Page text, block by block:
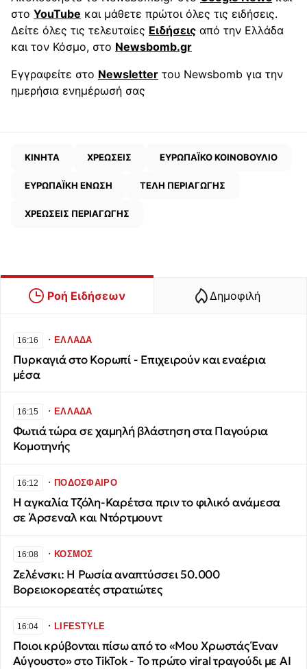
στο YouTube και μάθετε πρώτοι όλες τις ειδήσεις.
Δείτε όλες τις τελευταίες Ειδήσεις από την Ελλάδα
και τον Κόσμο, στο Newsbomb.gr
Εγγραφείτε στο Newsletter του Newsbomb για την
ημερήσια ενημέρωσή σας
ΚΙΝΗΤΑ ΧΡΕΩΣΕΙΣ ΕΥΡΩΠΑΪΚΟ ΚΟΙΝΟΒΟΥΛΙΟ
ΕΥΡΩΠΑΪΚΗ ΕΝΩΣΗ ΤΕΛΗ ΠΕΡΙΑΓΩΓΗΣ
ΧΡΕΩΣΕΙΣ ΠΕΡΙΑΓΩΓΗΣ
Ροή Ειδήσεων Δημοφιλή
16:16 ∙ΕΛΛΑΔΑ
Πυρκαγιά στο Κορωπί - Επιχειρούν και εναέρια
μέσα
16:15 ∙ΕΛΛΑΔΑ
Φωτιά τώρα σε χαμηλή βλάστηση στα Παγούρια
Κομοτηνής
16:12 ∙ΠΟΔΟΣΦΑΙΡΟ
Η αγκαλία Τζόλη-Καρέτσα πριν το φιλικό ανάμεσα
σε Άρσεναλ και Ντόρτμουντ
16:08 ∙ΚΟΣΜΟΣ
Ζελένσκι: Η Ρωσία αναπτύσσει 50.000
Βορειοκορεατές στρατιώτες
16:04 ∙LIFESTYLE
Ποιοι κρύβονται πίσω από το «Μου Χρωστάς Έναν
Αύγουστο» στο TikTok - Το πρώτο viral τραγούδι με AI